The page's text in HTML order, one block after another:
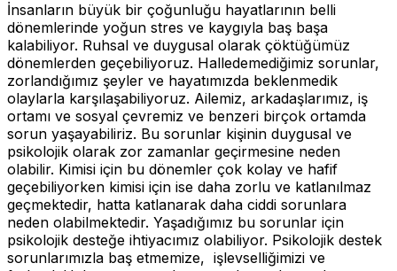
İnsanların büyük bir çoğunluğu hayatlarının belli
dönemlerinde yoğun stres ve kaygıyla baş başa
kalabiliyor. Ruhsal ve duygusal olarak çöktüğümüz
dönemlerden geçebiliyoruz. Halledemediğimiz sorunlar,
zorlandığımız şeyler ve hayatımızda beklenmedik
olaylarla karşılaşabiliyoruz. Ailemiz, arkadaşlarımız, iş
ortamı ve sosyal çevremiz ve benzeri birçok ortamda
sorun yaşayabiliriz. Bu sorunlar kişinin duygusal ve
psikolojik olarak zor zamanlar geçirmesine neden
olabilir. Kimisi için bu dönemler çok kolay ve hafif
geçebiliyorken kimisi için ise daha zorlu ve katlanılmaz
geçmektedir, hatta katlanarak daha ciddi sorunlara
neden olabilmektedir. Yaşadığımız bu sorunlar için
psikolojik desteğe ihtiyacımız olabiliyor. Psikolojik destek
sorunlarımızla baş etmemize, işlevselliğimizi ve